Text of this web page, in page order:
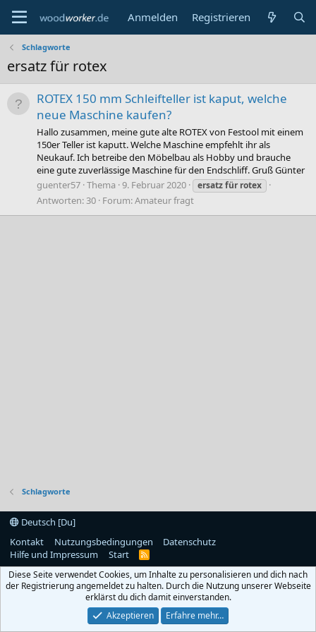
Anmelden Registrieren
Schlagworte
ersatz für rotex
ROTEX 150 mm Schleifteller ist kaput, welche
neue Maschine kaufen?
Hallo zusammen, meine gute alte ROTEX von Festool mit einem
150er Teller ist kaputt. Welche Maschine empfehlt ihr als
Neukauf. Ich betreibe den Möbelbau als Hobby und brauche
eine gute zuverlässige Maschine für den Endschliff. Gruß Günter
guenter57 Thema 9. Februar 2020 ersatzfür rotex
Antworten: 30 Forum:Amateur fragt
Schlagworte
Deutsch [Du]
Kontakt
Nutzungsbedingungen
Datenschutz
Hilfe und Impressum
Start
R
S
Diese Seite verwendet Cookies, um Inhalte zu personalisieren und dich nach
der Registrierung angemeldet zu halten. Durch die Nutzung unserer Webseite
erklärst du dich damit einverstanden.
Akzeptieren
Erfahre mehr…